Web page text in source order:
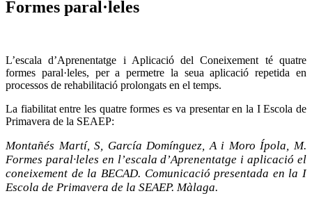
Formes paral·leles
L’escala d’Aprenentatge i Aplicació del Coneixement té quatre
formes paral·leles, per a permetre la seua aplicació repetida en
processos de rehabilitació prolongats en el temps.
La fiabilitat entre les quatre formes es va presentar en la I Escola de
Primavera de la SEAEP:
Montañés Martí, S, García Domínguez, A i Moro Ípola, M.
Formes paral·leles en l’escala d’Aprenentatge i aplicació el
coneixement de la BECAD. Comunicació presentada en la I
Escola de Primavera de la SEAEP. Màlaga.